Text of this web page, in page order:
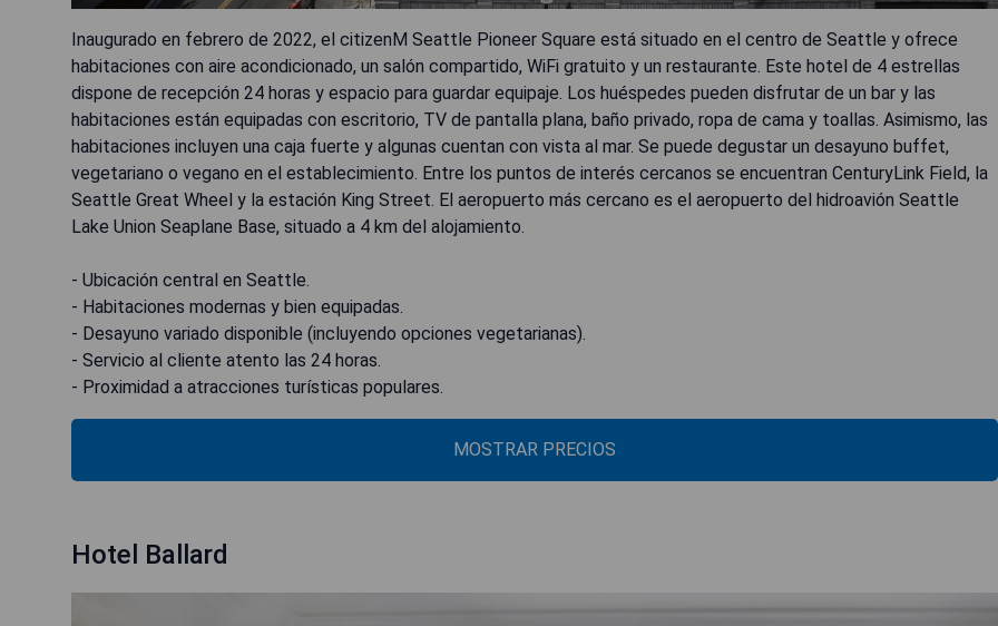
Inaugurado en febrero de 2022, el citizenM Seattle Pioneer Square está situado en el centro de Seattle y ofrece
habitaciones con aire acondicionado, un salón compartido, WiFi gratuito y un restaurante. Este hotel de 4 estrellas
dispone de recepción 24 horas y espacio para guardar equipaje. Los huéspedes pueden disfrutar de un bar y las
habitaciones están equipadas con escritorio, TV de pantalla plana, baño privado, ropa de cama y toallas. Asimismo, las
habitaciones incluyen una caja fuerte y algunas cuentan con vista al mar. Se puede degustar un desayuno buffet,
vegetariano o vegano en el establecimiento. Entre los puntos de interés cercanos se encuentran CenturyLink Field, la
Seattle Great Wheel y la estación King Street. El aeropuerto más cercano es el aeropuerto del hidroavión Seattle
Lake Union Seaplane Base, situado a 4 km del alojamiento.
- Ubicación central en Seattle.
- Habitaciones modernas y bien equipadas.
- Desayuno variado disponible (incluyendo opciones vegetarianas).
- Servicio al cliente atento las 24 horas.
- Proximidad a atracciones turísticas populares.
MOSTRAR PRECIOS
Hotel Ballard